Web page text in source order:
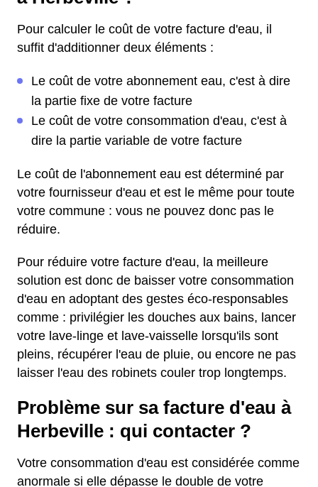
Pour calculer le coût de votre facture d'eau, il
suffit d'additionner deux éléments :
Le coût de votre abonnement eau, c'est à dire
la partie fixe de votre facture
Le coût de votre consommation d'eau, c'est à
dire la partie variable de votre facture
Le coût de l'abonnement eau est déterminé par
votre fournisseur d'eau et est le même pour toute
votre commune : vous ne pouvez donc pas le
réduire.
Pour réduire votre facture d'eau, la meilleure
solution est donc de baisser votre consommation
d'eau en adoptant des gestes éco-responsables
comme : privilégier les douches aux bains, lancer
votre lave-linge et lave-vaisselle lorsqu'ils sont
pleins, récupérer l'eau de pluie, ou encore ne pas
laisser l'eau des robinets couler trop longtemps.
Problème sur sa facture d'eau à
Herbeville : qui contacter ?
Votre consommation d'eau est considérée comme
anormale si elle dépasse le double de votre